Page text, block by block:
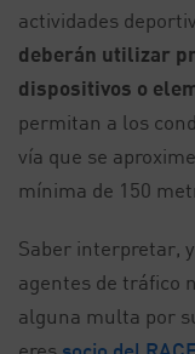
actividades
deberán utilizar
dispositivos o
permitan a los
vía que se
mínima de 150
Saber interpretar,
agentes de tráfico
alguna multa por